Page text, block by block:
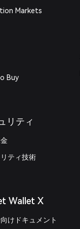
Markets
Buy
リティ
ティ技術
Wallet X
けドキュメント